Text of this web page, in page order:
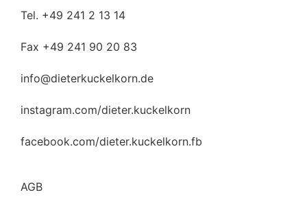
Tel. +49 241 2 13 14
Fax +49 241 90 20 83
info@dieterkuckelkorn.de
instagram.com/dieter.kuckelkorn
facebook.com/dieter.kuckelkorn.fb
AGB